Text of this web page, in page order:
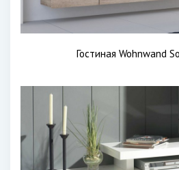
Гостиная Wohnwand